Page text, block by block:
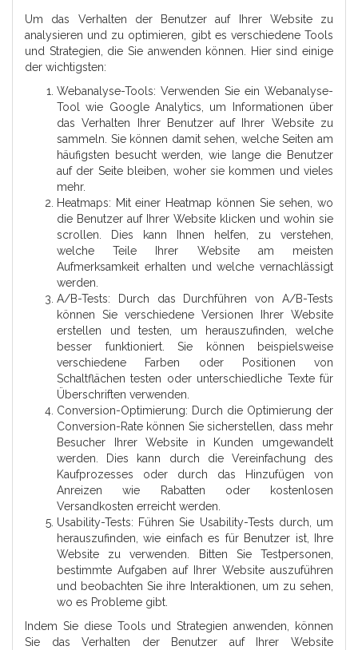
Um das Verhalten der Benutzer auf Ihrer Website zu
analysieren und zu optimieren, gibt es verschiedene Tools
und Strategien, die Sie anwenden können. Hier sind einige
der wichtigsten:
Webanalyse-Tools: Verwenden Sie ein Webanalyse-
Tool wie Google Analytics, um Informationen über
das Verhalten Ihrer Benutzer auf Ihrer Website zu
sammeln. Sie können damit sehen, welche Seiten am
häufigsten besucht werden, wie lange die Benutzer
auf der Seite bleiben, woher sie kommen und vieles
mehr.
Heatmaps: Mit einer Heatmap können Sie sehen, wo
die Benutzer auf Ihrer Website klicken und wohin sie
scrollen. Dies kann Ihnen helfen, zu verstehen,
welche Teile Ihrer Website am meisten
Aufmerksamkeit erhalten und welche vernachlässigt
werden.
A/B-Tests: Durch das Durchführen von A/B-Tests
können Sie verschiedene Versionen Ihrer Website
erstellen und testen, um herauszufinden, welche
besser funktioniert. Sie können beispielsweise
verschiedene Farben oder Positionen von
Schaltflächen testen oder unterschiedliche Texte für
Überschriften verwenden.
Conversion-Optimierung: Durch die Optimierung der
Conversion-Rate können Sie sicherstellen, dass mehr
Besucher Ihrer Website in Kunden umgewandelt
werden. Dies kann durch die Vereinfachung des
Kaufprozesses oder durch das Hinzufügen von
Anreizen wie Rabatten oder kostenlosen
Versandkosten erreicht werden.
Usability-Tests: Führen Sie Usability-Tests durch, um
herauszufinden, wie einfach es für Benutzer ist, Ihre
Website zu verwenden. Bitten Sie Testpersonen,
bestimmte Aufgaben auf Ihrer Website auszuführen
und beobachten Sie ihre Interaktionen, um zu sehen,
wo es Probleme gibt.
Indem Sie diese Tools und Strategien anwenden, können
Sie das Verhalten der Benutzer auf Ihrer Website